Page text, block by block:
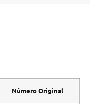
Número Original